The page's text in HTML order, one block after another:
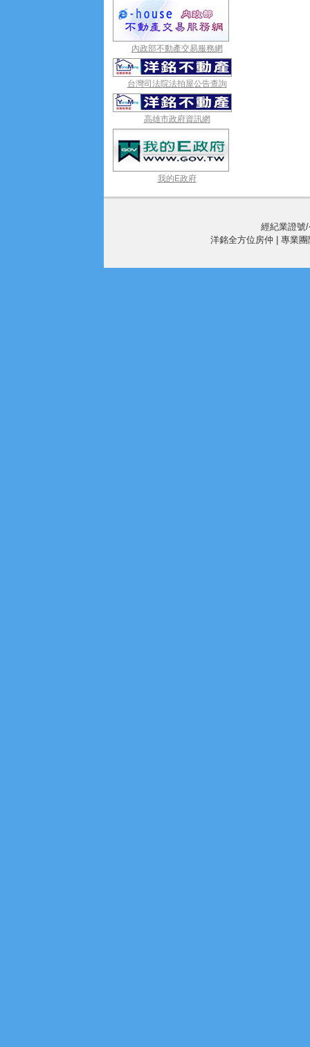
內政部不動產交易服務網
台灣司法院法拍屋公告查詢
高雄市政府資訊網
我的E政府
經紀業證
洋銘全方位房仲 | 專業